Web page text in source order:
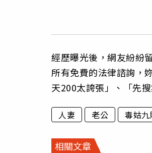
經歷曝光後，網友紛紛
所有免費的法律諮詢，
天200太誇張」、「先
人妻 老公 毒姑
相關文章